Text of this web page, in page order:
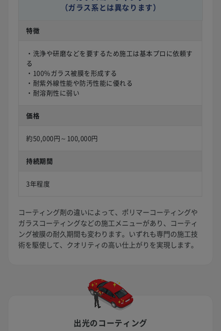
（ガラス系とは異なります）
特徴
・洗浄や研磨などを要するため施工は基本プロに依頼す
る
・100％ガラス被膜を形成する
・耐紫外線性能や防汚性能に優れる
・耐溶剤性に弱い
価格
約50,000円～100,000円
持続期間
3年程度
コーティング剤の違いによって、ポリマーコーティングや
ガラスコーティングなどの施工メニューがあり、コーティ
ング被膜の耐久期間も変わります。いずれも専門の施工技
術を駆使して、クオリティの高い仕上がりを実現します。
出光のコーティング